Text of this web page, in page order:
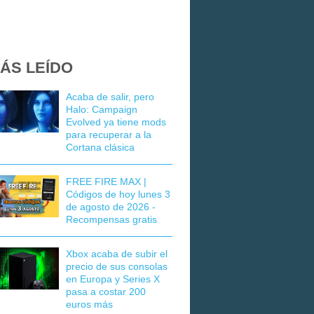
LEÍDO
Acaba de salir, pero
Halo: Campaign
Evolved ya tiene mods
para recuperar a la
Cortana clásica
FREE FIRE MAX |
Códigos de hoy lunes 3
de agosto de 2026 -
Recompensas gratis
Xbox acaba de subir el
precio de sus consolas
en Europa y Series X
pasa a costar 200
euros más